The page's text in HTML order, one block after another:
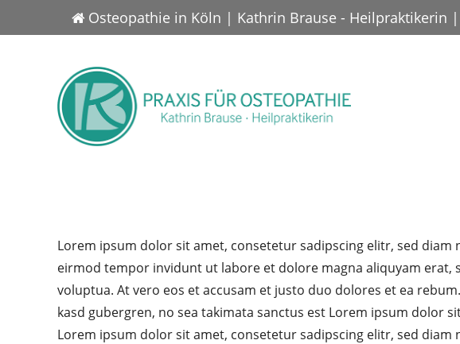
Osteopathie in Köln | Kathrin Brause - Heilpraktikerin
Lorem ipsum dolor sit amet, consetetur sadipscing elitr, sed diam
eirmod tempor invidunt ut labore et dolore magna aliquyam erat,
voluptua. At vero eos et accusam et justo duo dolores et ea
kasd gubergren, no sea takimata sanctus est Lorem ipsum dolor
Lorem ipsum dolor sit amet, consetetur sadipscing elitr, sed diam